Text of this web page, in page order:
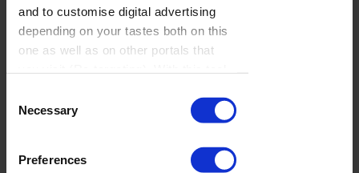
and to customise digital advertising
depending on your tastes both on this
one as well as on other portals that
cookies or third party cookies. In the
on the web
there is information on how to disable
cookies on the browser. If you want to
Selection
Necessary
Preferences
La semana
vista por... José
Manuel Caturla:
lunes, 27 de
La semana